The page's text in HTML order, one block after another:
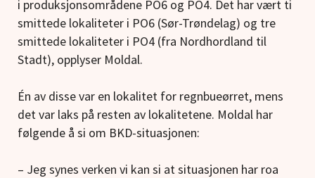
i produksjonsområdene PO6 og PO4. Det har vært ti
smittede lokaliteter i PO6 (Sør-Trøndelag) og tre
smittede lokaliteter i PO4 (fra Nordhordland til
Stadt), opplyser Moldal.
Én av disse var en lokalitet for regnbueørret, mens
det var laks på resten av lokalitetene. Moldal har
følgende å si om BKD-situasjonen:
– Jeg synes verken vi kan si at situasjonen har roa